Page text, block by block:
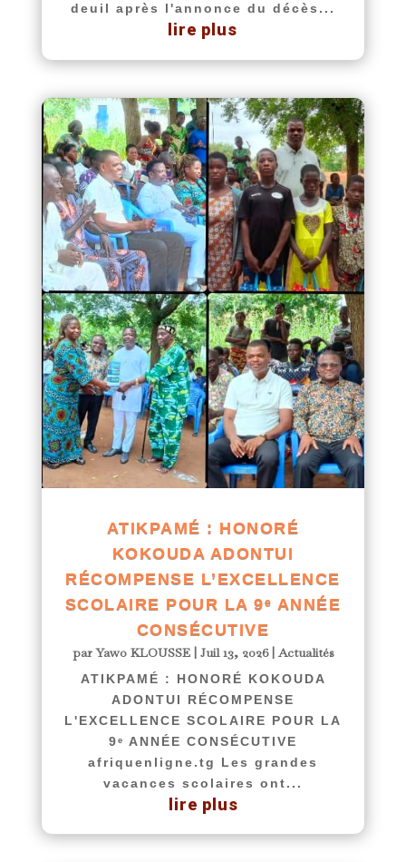
deuil après l'annonce du décès...
lire plus
ATIKPAMÉ : HONORÉ
KOKOUDA ADONTUI
RÉCOMPENSE L’EXCELLENCE
SCOLAIRE POUR LA 9ᵉ ANNÉE
CONSÉCUTIVE
parYawo KLOUSSE| Juil 13, 2026|Actualités
ATIKPAMÉ : HONORÉ KOKOUDA
ADONTUI RÉCOMPENSE
L'EXCELLENCE SCOLAIRE POUR LA
9ᵉ ANNÉE CONSÉCUTIVE
afriquenligne.tg Les grandes
vacances scolaires ont...
lire plus